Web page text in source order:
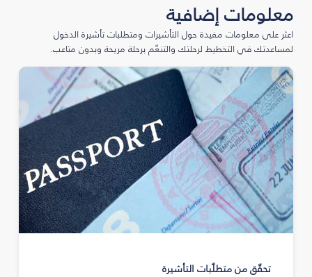
معلومات إضافية
اعثر على معلومات مفيدة حول التأشيرات ومتطلبات تأشيرة الدخول
لمساعدتك في التخطيط لرحلتك والتنعّم برحلة مريحة وبدون متاعب.
تحقّق من متطلّبات التأشيرة